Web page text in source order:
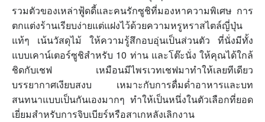
รวมตัวของเหล่าฟู้ดดี้และคนรักซูชิที่มองหาความพิเศษ การ
ตกแต่งร้านเรียบง่ายแต่แฝงไว้ด้วยความหรูหราสไตล์ญี่ปุ่น
แท้ๆ เน้นวัสดุไม้ ให้ความรู้สึกอบอุ่นเป็นส่วนตัว ที่นั่งมีทั้ง
แบบเคาน์เตอร์ซูชิสำหรับ 10 ท่าน และโต๊ะนั่ง ให้คุณได้ใกล้
ชิดกับเชฟ เหมือนมีไพรเวทเชฟมาทำให้เลยทีเดียว
บรรยากาศเงียบสงบ เหมาะกับการดื่มด่ำอาหารและบท
สนทนาแบบเป็นกันเองมากๆ ทำให้เป็นหนึ่งในตัวเลือกที่ยอด
เยี่ยมสำหรับการจิบเบียร์หรือสาเกหลังเลิกงาน